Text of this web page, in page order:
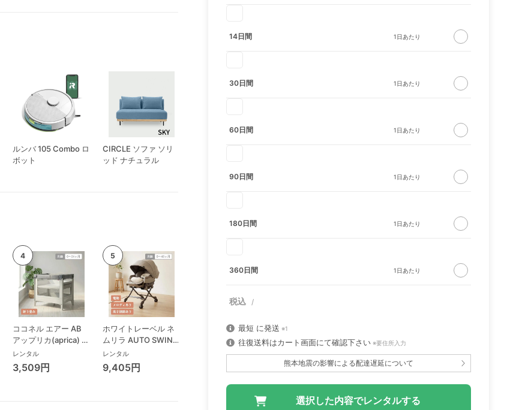
14日間
30日間
60日間
90日間
180日間
360日間
最短 に発送 ※1
往復送料はカート画面にて確認下さい ※要住所入力
熊本地震の影響による配達遅延について
ルンバ 105 Combo ロ
ボット
CIRCLE ソファ ソリ
ッド ナチュラル
ココネル エアー AB
アップリカ(aprica) ミ
ニサイズ/コンパクト
ベビーベッド
レンタル
3,509円
ホワイトレーベル ネ
ムリラ AUTO SWING
BEDi おやすみドーム
EG コンビ(Combi) ハ
イローチェア・ベビー
レンタル
9,405円
コンパクトベッド ツ
ーオープン ヤマサキ
ココネル エアープラ
ス AB アップリカ
コンパクトベビーベッ
ド
レンタル
3,993円
トエンジェル
ルドシート
レンタル
5,907円
ーサイズベビ
レンタル
7,150円